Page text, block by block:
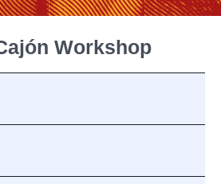
Workshop